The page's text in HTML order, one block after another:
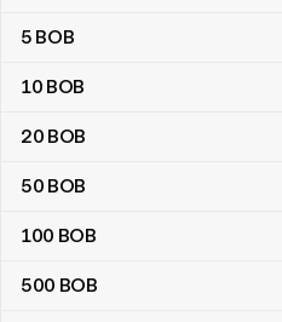
5 BOB
10 BOB
20 BOB
50 BOB
100 BOB
500 BOB